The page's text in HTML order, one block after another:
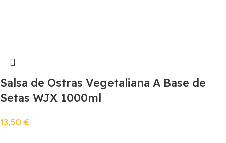
Salsa de Ostras Vegetaliana A Base de
Setas WJX 1000ml
13,50€